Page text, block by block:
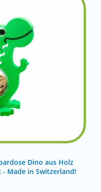
Dino aus Holz
- Made in Switzerland!